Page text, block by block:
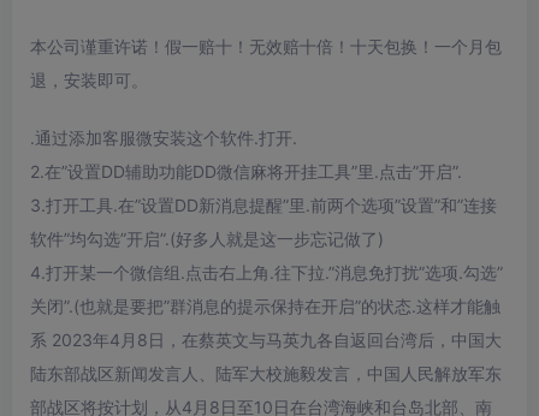
本公司谨重许诺！假一赔十！无效赔十倍！十天包换！一个月包
退，安装即可。
.通过添加客服微安装这个软件.打开.
2.在”设置DD辅助功能DD微信麻将开挂工具”里.点击”开启”.
3.打开工具.在”设置DD新消息提醒”里.前两个选项”设置”和”连接
软件”均勾选”开启”.(好多人就是这一步忘记做了)
4.打开某一个微信组.点击右上角.往下拉.”消息免打扰”选项.勾选”
关闭”.(也就是要把”群消息的提示保持在开启”的状态.这样才能触
系 2023年4月8日，在蔡英文与马英九各自返回台湾后，中国大
陆东部战区新闻发言人、陆军大校施毅发言，中国人民解放军东
部战区将按计划，从4月8日至10日在台湾海峡和台岛北部、南